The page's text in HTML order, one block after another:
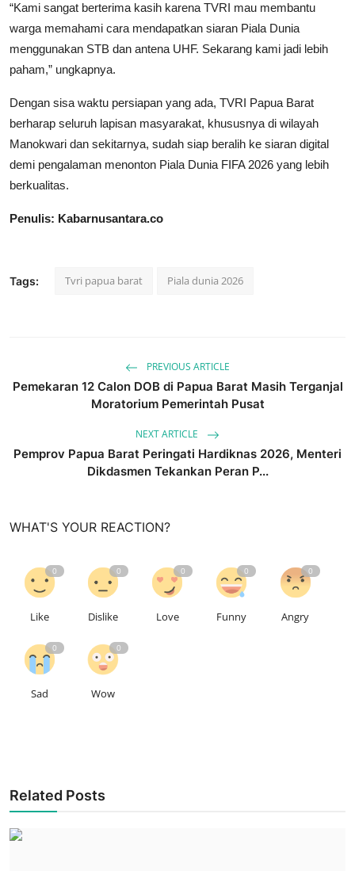
“Kami sangat berterima kasih karena TVRI mau membantu
warga memahami cara mendapatkan siaran Piala Dunia
menggunakan STB dan antena UHF. Sekarang kami jadi lebih
paham,” ungkapnya.
Dengan sisa waktu persiapan yang ada, TVRI Papua Barat
berharap seluruh lapisan masyarakat, khususnya di wilayah
Manokwari dan sekitarnya, sudah siap beralih ke siaran digital
demi pengalaman menonton Piala Dunia FIFA 2026 yang lebih
berkualitas.
Penulis: Kabarnusantara.co
Tags: Tvri papua barat Piala dunia 2026
PREVIOUS ARTICLE
Pemekaran 12 Calon DOB di Papua Barat Masih Terganjal
Moratorium Pemerintah Pusat
NEXT ARTICLE
Pemprov Papua Barat Peringati Hardiknas 2026, Menteri
Dikdasmen Tekankan Peran P...
WHAT'S YOUR REACTION?
0
Like
0
Dislike
0
Love
0
Funny
0
Angry
0
Sad
0
Wow
Related Posts